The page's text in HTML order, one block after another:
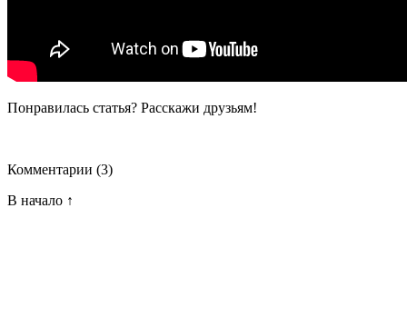
Понравилась статья? Расскажи друзьям!
Комментарии (3)
В начало ↑